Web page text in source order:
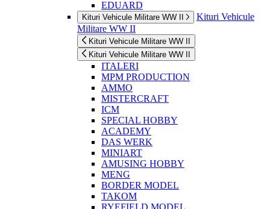
EDUARD
Kituri Vehicule Militare WW II
Kituri Vehicule
Militare WW II
Kituri Vehicule Militare WW II
Kituri Vehicule Militare WW II
ITALERI
MPM PRODUCTION
AMMO
MISTERCRAFT
ICM
SPECIAL HOBBY
ACADEMY
DAS WERK
MINIART
AMUSING HOBBY
MENG
BORDER MODEL
TAKOM